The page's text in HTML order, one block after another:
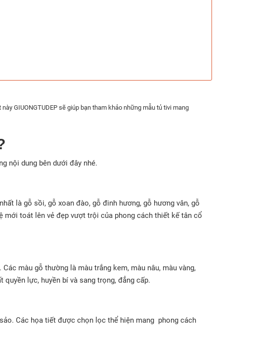
GIUONGTUDEP sẽ giúp bạn tham khảo những mẫu tủ tivi mang
nội dung bên dưới đây nhé.
là gỗ sồi, gỗ xoan đào, gỗ đinh hương, gỗ hương vân, gỗ
toát lên vẻ đẹp vượt trội của phong cách thiết kế tân cổ
màu gỗ thường là màu trắng kem, màu nâu, màu vàng,
lực, huyền bí và sang trọng, đẳng cấp.
Các họa tiết được chọn lọc thể hiện mang phong cách